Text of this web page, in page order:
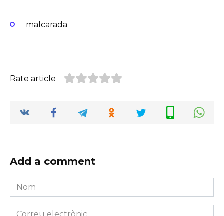
malcarada
Rate article
Add a comment
Nom
*
Correu